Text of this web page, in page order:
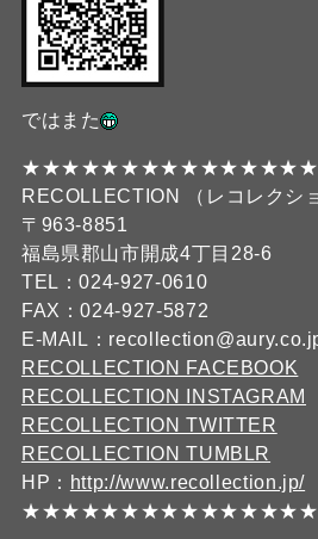
ではまた
RECOLLECTION （レコレクシ
〒963-8851
福島県郡山市開成4丁目28-6
TEL：024-927-0610
FAX：024-927-5872
E-MAIL：
RECOLLECTION FACEBOOK
RECOLLECTION INSTAGRAM
RECOLLECTION TWITTER
RECOLLECTION TUMBLR
HP： http://www.recollection.jp/